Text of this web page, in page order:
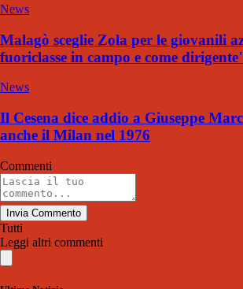
News
Malagò sceglie Zola per le giovanili
fuoriclasse in campo e come
News
Il Cesena dice addio a Giuseppe
anche il Milan nel 1976
Commenti
Invia Commento
Tutti
Leggi altri commenti